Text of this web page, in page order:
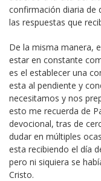
confirmación diaria de
las respuestas que
De la misma manera,
estar en constante
es el establecer una
esta al pendiente y
necesitamos y nos
esto me recuerda de
devocional, tras de
dudar en múltiples
esta recibiendo el día
pero ni siquiera se
Cristo.